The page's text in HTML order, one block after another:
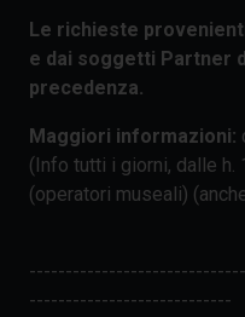
Le richieste
e dai soggetti Partner
precedenza.
Maggiori informazioni:
(Info tutti i giorni, dalle h.
(operatori museali)
----------------------------